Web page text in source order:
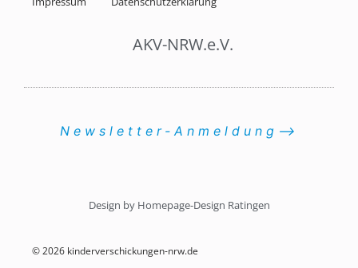
AKV-NRW.e.V.
Newsletter-Anmeldung⟶
Design by Homepage-Design Ratingen
© 2026 kinderverschickungen-nrw.de